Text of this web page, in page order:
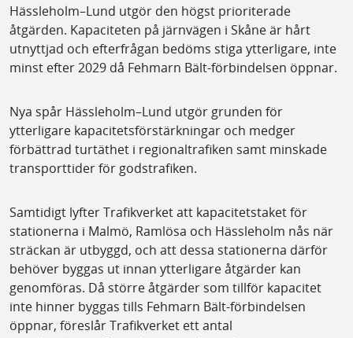
Hässleholm–Lund utgör den högst prioriterade
åtgärden. Kapaciteten på järnvägen i Skåne är hårt
utnyttjad och efterfrågan bedöms stiga ytterligare, inte
minst efter 2029 då Fehmarn Bält-förbindelsen öppnar.
Nya spår Hässleholm–Lund utgör grunden för
ytterligare kapacitetsförstärkningar och medger
förbättrad turtäthet i regionaltrafiken samt minskade
transporttider för godstrafiken.
Samtidigt lyfter Trafikverket att kapacitetstaket för
stationerna i Malmö, Ramlösa och Hässleholm nås när
sträckan är utbyggd, och att dessa stationerna därför
behöver byggas ut innan ytterligare åtgärder kan
genomföras. Då större åtgärder som tillför kapacitet
inte hinner byggas tills Fehmarn Bält-förbindelsen
öppnar, föreslår Trafikverket ett antal